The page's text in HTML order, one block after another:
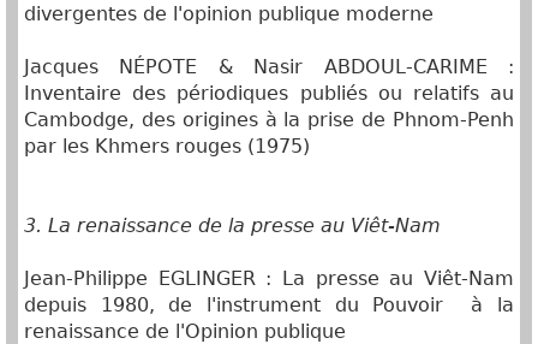
divergentes de l'opinion publique moderne
Jacques NÉPOTE & Nasir ABDOUL-CARIME :
Inventaire des périodiques publiés ou relatifs au
Cambodge, des origines à la prise de Phnom-Penh
par les Khmers rouges (1975)
3. La renaissance de la presse au Viêt-Nam
Jean-Philippe EGLINGER : La presse au Viêt-Nam
depuis 1980, de l'instrument du Pouvoir à la
renaissance de l'Opinion publique